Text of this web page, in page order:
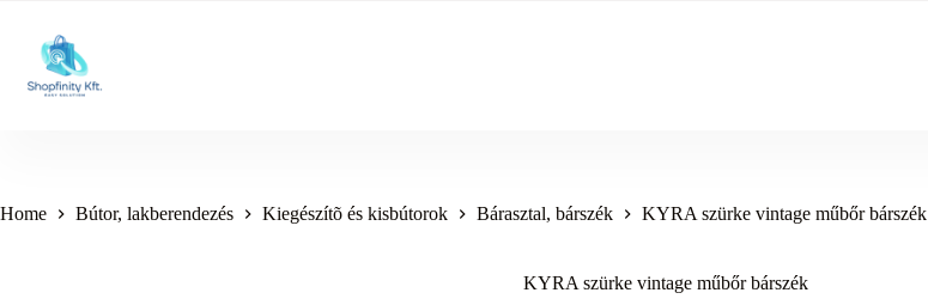
content
Home Bútor, lakberendezés Kiegészítõ és kisbútorok Bárasztal, bárszék KYRA szürke vintage műbőr bárszék
KYRA szürke vintage műbőr bárszék